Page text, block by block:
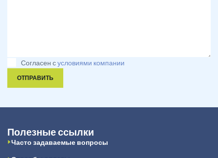
Согласен сусловиями компании
ОТПРАВИТЬ
Полезные ссылки
Часто задаваемые вопросы